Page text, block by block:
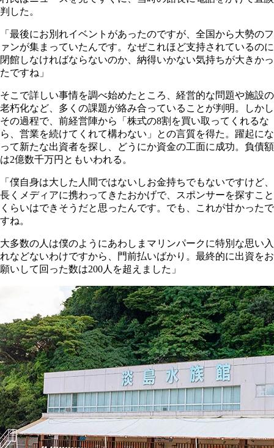
判した。
「最後にお別れイベントがあったのですが、全国から大勢のフ
ァンが集まっていたんです。なぜこれほど支持されているのに
閉館しなければならないのか、納得いかない気持ちが大きかっ
たですね」
そこで詳しい事情を調べ始めたところ、経営的な問題や施設の
老朽化など、多くの課題が絡み合っていることが判明。しかし
その過程で、前経営陣から「株式の8割を買い取ってくれるな
ら、営業を続けてくれて構わない」との言質を得た。躍起にな
って新たな出資者を探し、どうにか資金の工面に成功。負債額
は2億数千万円ともいわれる。
「僕自身は大した人間ではないしお金持ちでもないですけど、
長くメディアに携わってきたおかげで、スポンサーを探すこと
くらいはできそうだと思ったんです。でも、これが甘かったで
すね。
大多数の人は僕のようにあわしまマリンパークに特別な思い入
れなどないわけですから、門前払いばかり。最終的に出資をお
願いして回った数は200人を超えました」